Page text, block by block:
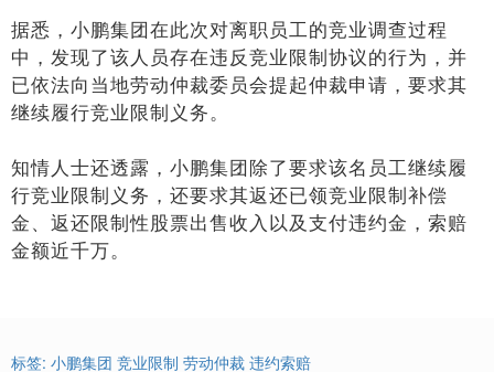
据悉，小鹏集团在此次对离职员工的竞业调查过程
中，发现了该人员存在违反竞业限制协议的行为，并
已依法向当地劳动仲裁委员会提起仲裁申请，要求其
继续履行竞业限制义务。
知情人士还透露，小鹏集团除了要求该名员工继续履
行竞业限制义务，还要求其返还已领竞业限制补偿
金、返还限制性股票出售收入以及支付违约金，索赔
金额近千万。
标签: 小鹏集团 竞业限制 劳动仲裁 违约索赔